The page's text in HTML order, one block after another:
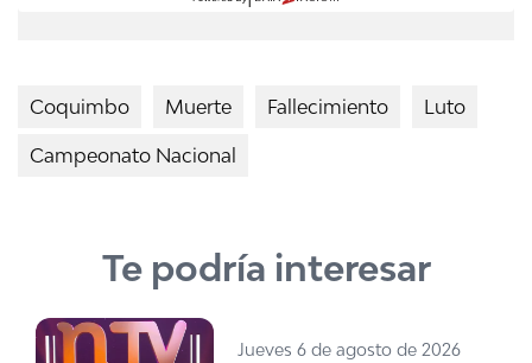
Coquimbo Muerte Fallecimiento Luto
Campeonato Nacional
Te podría interesar
Jueves 6 de agosto de 2026